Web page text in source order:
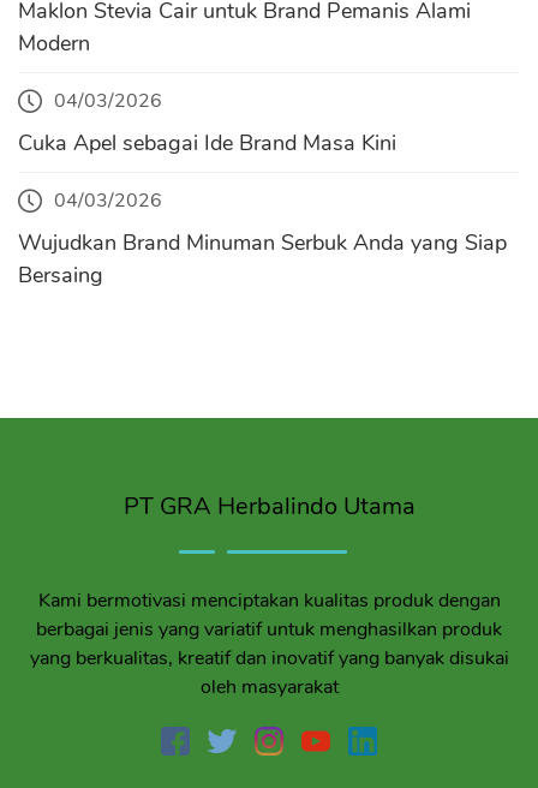
Maklon Stevia Cair untuk Brand Pemanis Alami
Modern
04/03/2026
Cuka Apel sebagai Ide Brand Masa Kini
04/03/2026
Wujudkan Brand Minuman Serbuk Anda yang Siap
Bersaing
PT GRA Herbalindo Utama
Kami bermotivasi menciptakan kualitas produk dengan
berbagai jenis yang variatif untuk menghasilkan produk
yang berkualitas, kreatif dan inovatif yang banyak disukai
oleh masyarakat